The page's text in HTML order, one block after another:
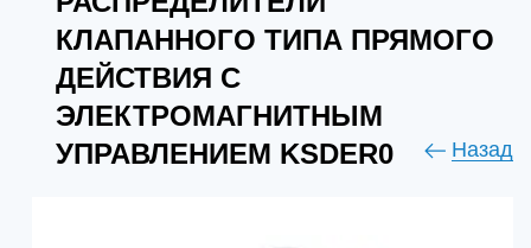
КЛАПАННОГО ТИПА ПРЯМОГО
ДЕЙСТВИЯ С
ЭЛЕКТРОМАГНИТНЫМ
УПРАВЛЕНИЕМ KSDER0
Назад